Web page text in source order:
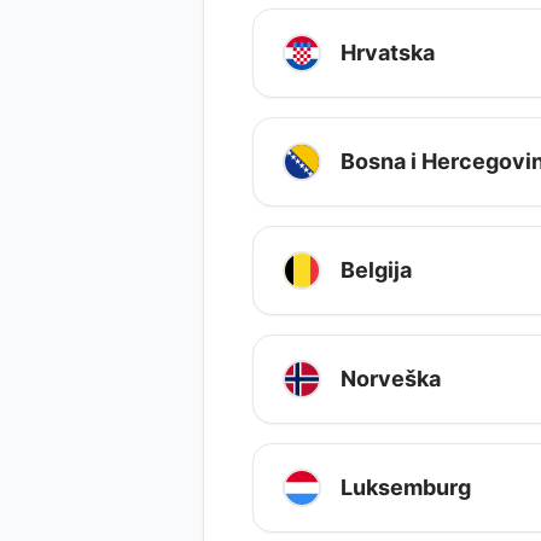
Hrvatska
Bosna i
Belgija
Norveška
Luksemburg